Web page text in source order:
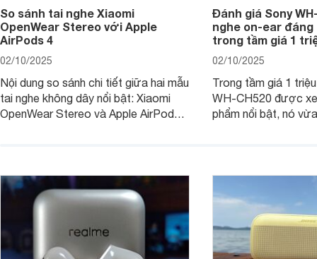
So sánh tai nghe Xiaomi
OpenWear Stereo với Apple
AirPods 4
02/10/2025
Nội dung so sánh chi tiết giữa hai mẫu
tai nghe không dây nổi bật: Xiaomi
OpenWear Stereo và Apple AirPods 4
phẩm chất lượng cao, nhưng hướng
tới đối tượng khách hàng khác nhau.
Đánh giá Sony
nghe on-ear đáng
trong tầm giá 1
02/10/2025
Trong tầm giá 1
WH-CH520 được
phẩm nổi bật, nó